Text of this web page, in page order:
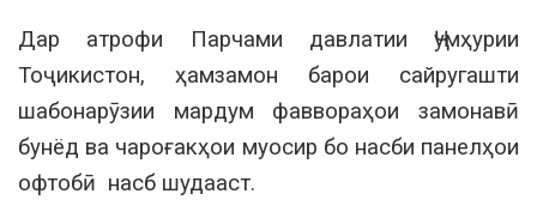
Дар атрофи Парчами давлатии Ҷумҳурии
Тоҷикистон, ҳамзамон барои сайругашти
шабонарӯзии мардум фаввораҳои замонавӣ
бунёд ва чароғакҳои муосир бо насби панелҳои
офтобӣ насб шудааст.